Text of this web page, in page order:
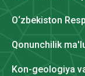
O‘zbekiston
Qonunchilik
Kon-geologiya